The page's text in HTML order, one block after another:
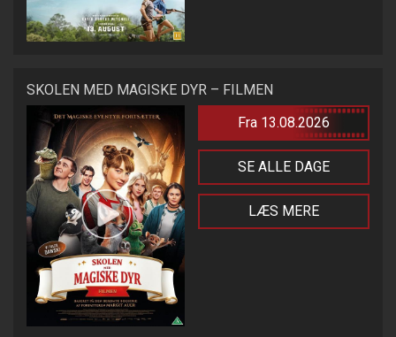
SKOLEN MED MAGISKE DYR – FILMEN
Fra 13.08.2026
SE ALLE DAGE
LÆS MERE